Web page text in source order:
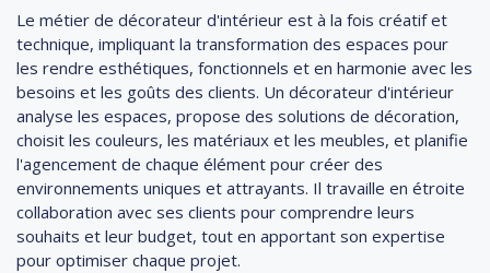
Le métier de décorateur d'intérieur est à la fois créatif et
technique, impliquant la transformation des espaces pour
les rendre esthétiques, fonctionnels et en harmonie avec les
besoins et les goûts des clients. Un décorateur d'intérieur
analyse les espaces, propose des solutions de décoration,
choisit les couleurs, les matériaux et les meubles, et planifie
l'agencement de chaque élément pour créer des
environnements uniques et attrayants. Il travaille en étroite
collaboration avec ses clients pour comprendre leurs
souhaits et leur budget, tout en apportant son expertise
pour optimiser chaque projet.